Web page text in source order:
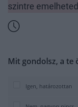
szintre
Mit gondolsz, a te
Igen, határozottan